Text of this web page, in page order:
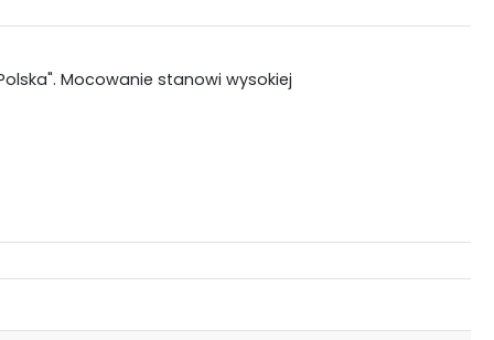
Mocowanie stanowi wysokiej